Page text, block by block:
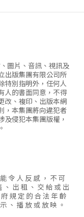
圖片、音訊、視訊及
出版集團有限公司所
特別指明外，任何人
人的書面同意，不得
改、複印、出版本網
，本集團將向違犯者
侵犯本集團版權，
令 人 反 感 ， 不 可
、 出 租 、 交 給 或 出
規 定 的 合 法 年 齡
、 播 放 或 放 映 。